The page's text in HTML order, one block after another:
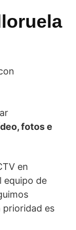
fotos e
en
equipo de
prioridad es